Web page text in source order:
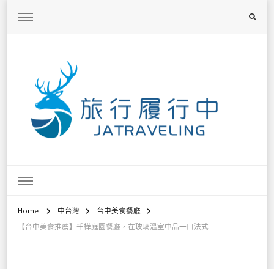
Home 中台灣
台中美食餐廳
【台中美食推薦】千樺庭園餐廳，在玻璃溫室中品一口法式